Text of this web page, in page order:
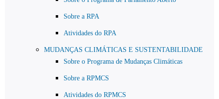
Sobre a RPA
Atividades do RPA
MUDANÇAS CLIMÁTICAS E SUSTENTABILIDADE
Sobre o Programa de Mudanças Climáticas
Sobre a RPMCS
Atividades do RPMCS